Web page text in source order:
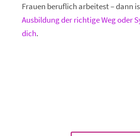
Frauen beruflich arbeitest – dann
Ausbildung der richtige Weg oder
dich.